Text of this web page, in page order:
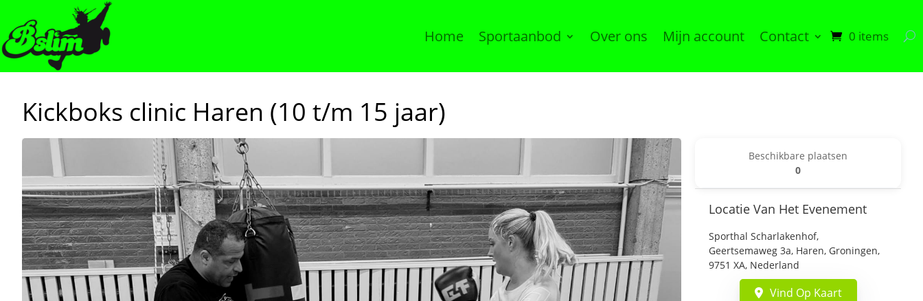
Home Sportaanbod Over ons Mijn account Contact 0 items
Kickboks clinic Haren (10 t/m 15 jaar)
Beschikbare plaatsen
0
Locatie Van Het Evenement
Sporthal Scharlakenhof,
Geertsemaweg 3a, Haren, Groningen,
9751 XA, Nederland
Vind Op Kaart